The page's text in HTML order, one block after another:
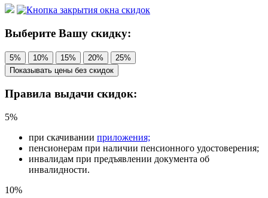
Выберите Вашу скидку:
5% 10% 15% 20%
25%
Показывать цены без скидок
Правила выдачи скидок:
5%
при скачивании приложения;
пенсионерам при наличии пенсионного удостоверения;
инвалидам при предъявлении документа об
инвалидности.
10%